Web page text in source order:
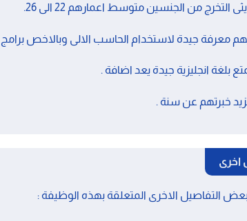
التخرج من الجنسين متوسط اعمارهم 22 الى 26.
معرفة جيدة لاستخدام الحاسب الالى وبالاخص
بلغة انجليزية جيدة يعد اضافة .
خبرتهم عن سنة .
اخرى
التفاصيل الاخرى المتعلقة بهذه الوظيفة :